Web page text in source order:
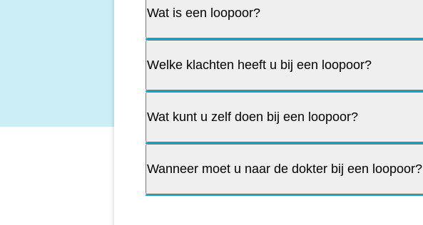
Wat is een loopoor?
Welke klachten heeft u bij een loopoor?
Wat kunt u zelf doen bij een loopoor?
Wanneer moet u naar de dokter bij een loopoor?